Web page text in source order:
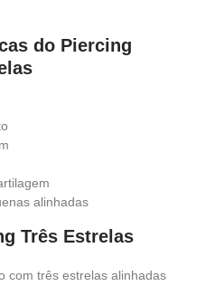
do Piercing
alinhadas
Três Estrelas
com três estrelas alinhadas